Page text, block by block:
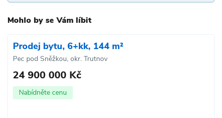
Mohlo by se Vám líbit
Prodej bytu, 6+kk, 144 m²
Pec pod Sněžkou, okr. Trutnov
24 900 000 Kč
Nabídněte cenu